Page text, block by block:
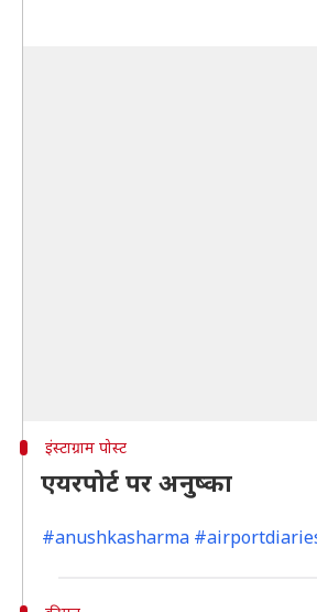
इंस्टाग्राम पोस्ट
एयरपोर्ट पर अनुष्का
#anushkasharma